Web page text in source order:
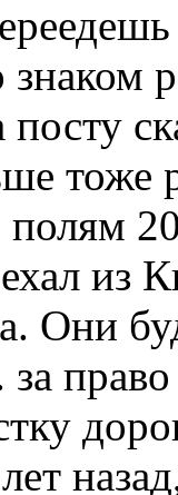
полям
из
Они